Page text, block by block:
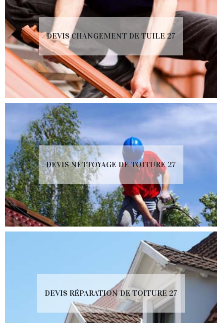
DEVIS CHANGEMENT DE TUILE 27
DEVIS NETTOYAGE DE TOITURE 27
DEVIS RÉPARATION DE TOITURE 27